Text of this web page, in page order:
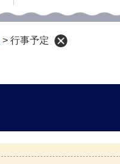
> 行事予定